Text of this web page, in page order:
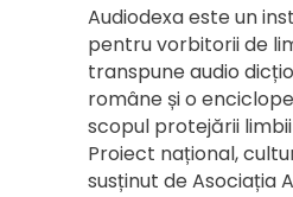
Audiodexa este un
pentru vorbitorii de
transpune audio
române și o
scopul protejării
Proiect național,
susținut de Asociația